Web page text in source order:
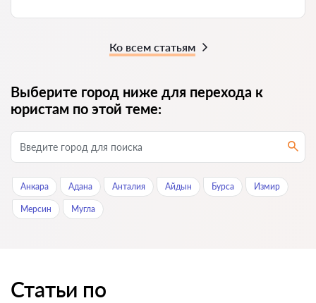
Ко всем статьям
Выберите город ниже для перехода к
юристам по этой теме:
Анкара Адана Анталия Айдын Бурса Измир
Мерсин Мугла
Статьи по